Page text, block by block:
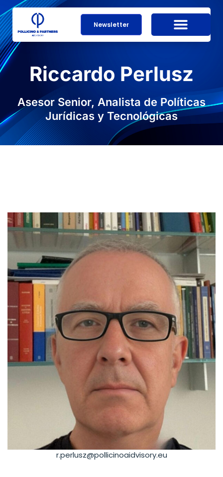
Newsletter
Riccardo Perlusz
Asesor Senior, Analista de Políticas
Jurídicas y Tecnológicas
r.perlusz@pollicinoaidvisory.eu